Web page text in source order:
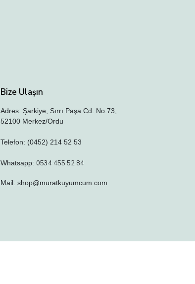
Bize Ulaşın
Adres: Şarkiye, Sırrı Paşa Cd. No:73,
52100 Merkez/Ordu
Telefon: (0452) 214 52 53
Whatsapp: 0534 455 52 84
Mail: shop@muratkuyumcum.com